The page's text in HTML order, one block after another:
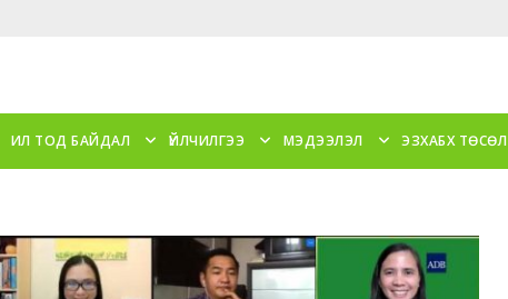
ИЛ ТОД БАЙДАЛ ҮЙЛЧИЛГЭЭ МЭДЭЭЛЭЛ ЭЗХАБХ ТӨСӨЛ